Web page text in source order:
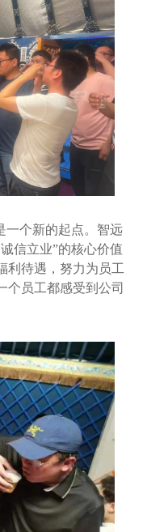
一个新的起点。智远
信立业”的核心价值
利待遇，努力为员工
个员工都感受到公司